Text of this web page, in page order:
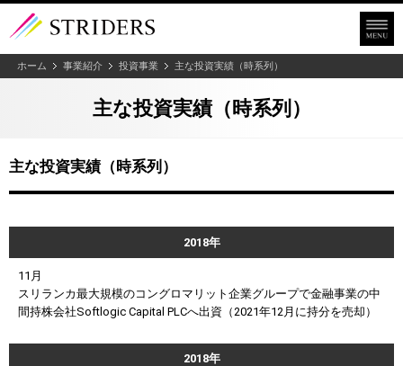
ホーム 事業紹介 投資事業 主な投資実績（時系列）
主な投資実績（時系列）
主な投資実績（時系列）
2018年
11月
スリランカ最大規模のコングロマリット企業グループで金融事業の中
間持株会社Softlogic Capital PLCへ出資（2021年12月に持分を売却）
2018年